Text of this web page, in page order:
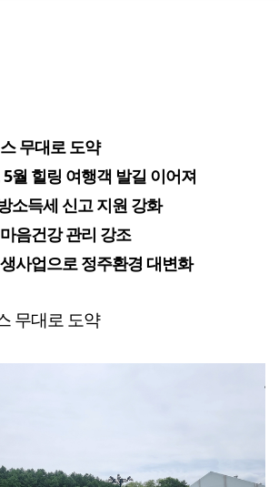
무대로 도약
월 힐링 여행객 발길 이어져
소득세 신고 지원 강화
음건강 관리 강조
사업으로 정주환경 대변화
무대로 도약